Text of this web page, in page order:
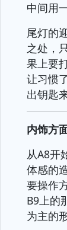
中间用
尾灯的
之处，
果上要
让习惯
出钥匙
内饰方
从A8开
体感的
要操作
B9上的
为主的